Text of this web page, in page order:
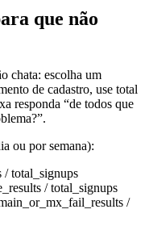
que não
chata: escolha um
de cadastro, use total
responda “de todos que
ou por semana):
total_signups
/ total_signups
/